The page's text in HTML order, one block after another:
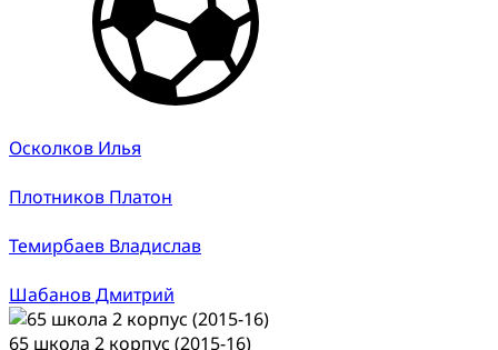
Осколков Илья
Плотников Платон
Темирбаев Владислав
Шабанов Дмитрий
65 школа 2 корпус (2015-16)